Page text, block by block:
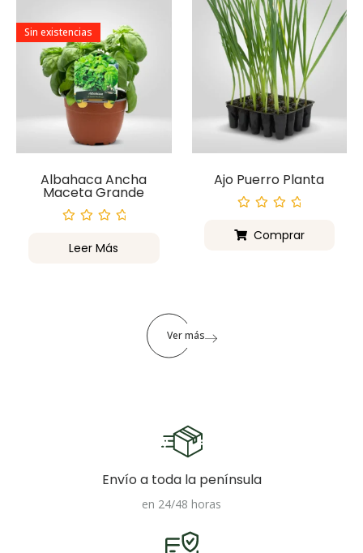
Albahaca Ancha
Maceta Grande
con
Sin existencias
Leer Más
Ajo Puerro Planta
con
0
Comprar
Ver más
Envío a toda la península
en 24/48 horas